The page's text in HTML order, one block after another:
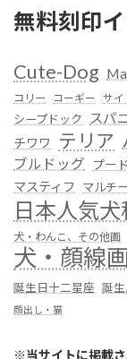
無料刻印
Cute-Dog
コリー
コーギー サイ
シープドック スパ
チワワ
テリア
ブルドッグ プー
マスティフ マルチ
日本人気犬
犬・わんこ、その他画
犬・顔線
誕生日十二星座 誕
顔出し・猫
※当サイトに掲載